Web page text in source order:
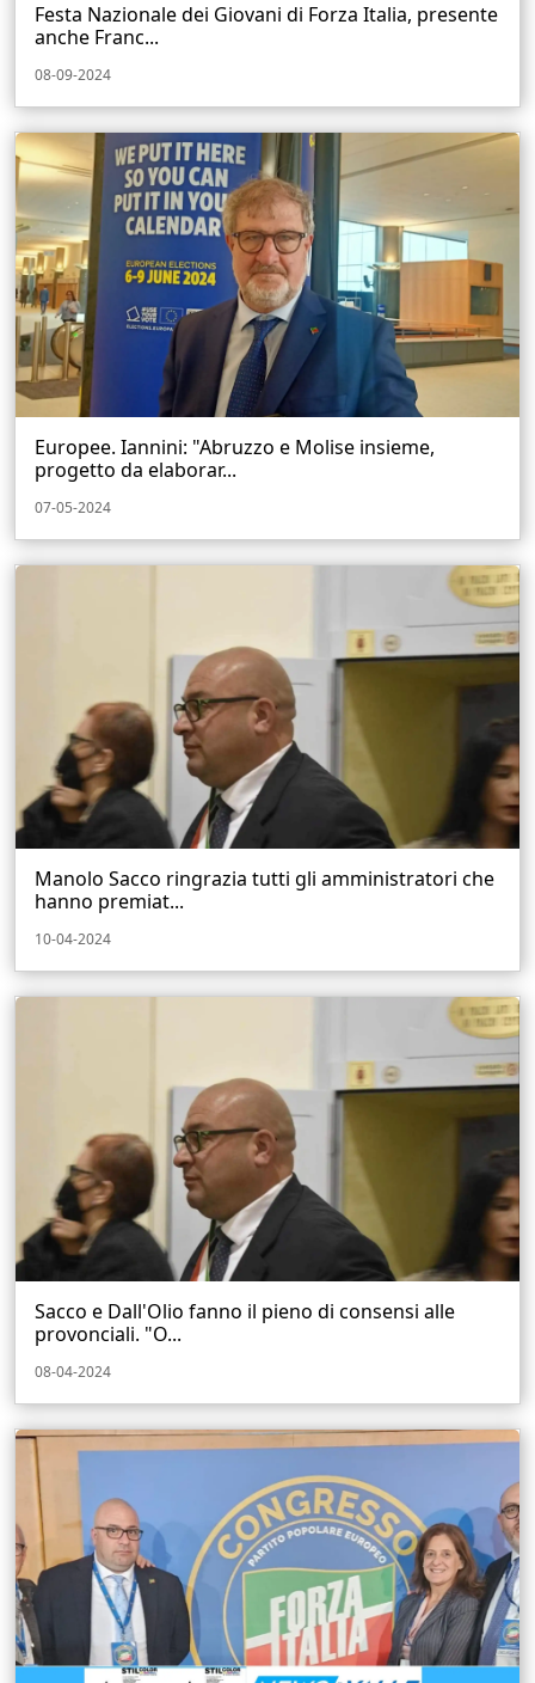
Festa Nazionale dei Giovani di Forza Italia, presente
anche Franc...
08-09-2024
Europee. Iannini: "Abruzzo e Molise insieme,
progetto da elaborar...
07-05-2024
Manolo Sacco ringrazia tutti gli amministratori che
hanno premiat...
10-04-2024
Sacco e Dall'Olio fanno il pieno di consensi alle
provonciali. "O...
08-04-2024